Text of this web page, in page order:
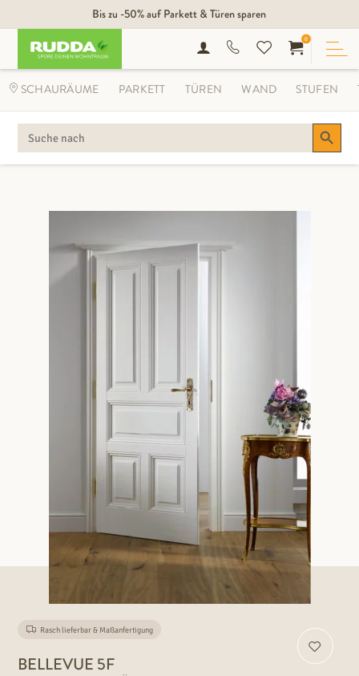
Bis zu -50% auf Parkett & Türen sparen
SEARCH
FOR:
Search Button
0
SCHAURÄUME PARKETT TÜREN WAND STUFEN
Rasch lieferbar & Maßanfertigung
BELLEVUE 5F